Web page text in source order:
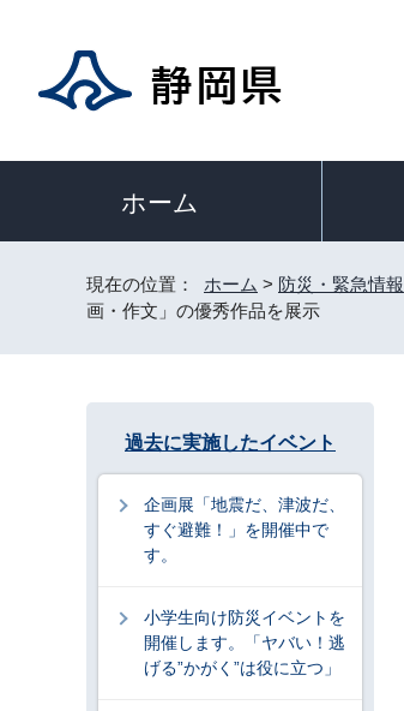
ホーム
現在の位置： ホーム > 防災・緊急情報
画・作文」の優秀作品を展示
過去に実施したイベント
企画展「地震だ、津波だ、
すぐ避難！」を開催中で
す。
小学生向け防災イベントを
開催します。「ヤバい！逃
げる”かがく”は役に立つ」